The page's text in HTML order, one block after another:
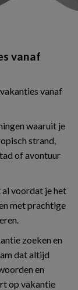
vanaf
vanaf
waaruit je
strand,
of avontuur
voordat je het
met prachtige
zoeken en
dat altijd
en
op vakantie